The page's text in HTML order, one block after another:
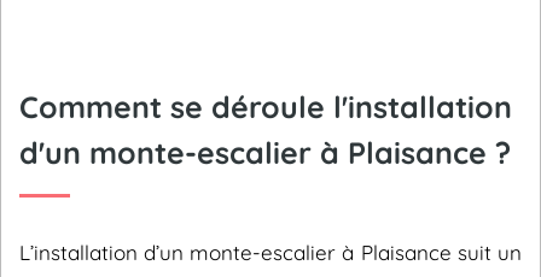
Comment se déroule l'installation
d'un monte-escalier à Plaisance ?
L’installation d’un monte-escalier à Plaisance suit un